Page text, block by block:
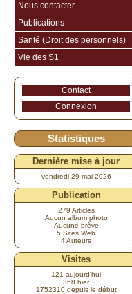
Nous contacter
Publications
Santé (Droit des personnels)
Vie des S1
Contact
Connexion
Statistiques
Dernière mise à jour
vendredi 29 mai 2026
Publication
279 Articles
Aucun album photo
Aucune brève
5 Sites Web
4 Auteurs
Visites
121 aujourd’hui
368 hier
1752310 depuis le début